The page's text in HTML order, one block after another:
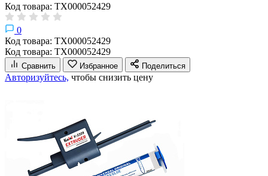
Код товара: ТХ000052429
0
Код товара: ТХ000052429
Код товара: ТХ000052429
Сравнить Избранное Поделиться
Авторизуйтесь, чтобы снизить цену